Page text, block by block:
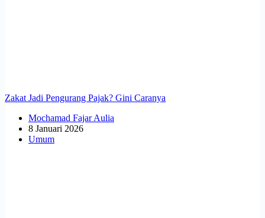
Zakat Jadi Pengurang Pajak? Gini Caranya
Mochamad Fajar Aulia
8 Januari 2026
Umum